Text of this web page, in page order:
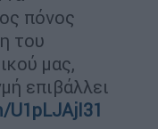
πόνος
του
μας,
επιβάλλει